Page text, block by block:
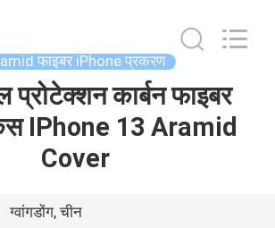
फाइबर iPhone प्रकरण
कार्बन फाइबर
IPhone 13 Aramid
Cover
ग्वांगडोंग, चीन